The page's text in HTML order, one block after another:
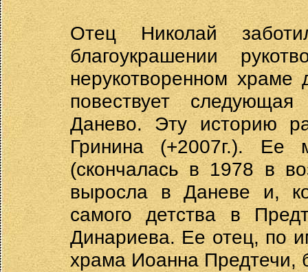
Отец Николай
благоукрашении
нерукотворенном храме
повествует
Данево. Эту историю
Гринина (+2007г.). Ее
(скончалась в 1978 в
выросла в Даневе и,
самого детства в
Динариева. Ее отец, по
храма Иоанна Предтечи,